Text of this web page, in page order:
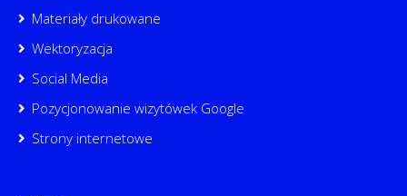
Materiały drukowane
Wektoryzacja
Social Media
Pozycjonowanie wizytówek Google
Strony internetowe